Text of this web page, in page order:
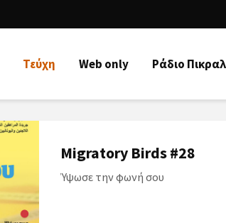
Τεύχη Web only Ράδιo
Migratory Birds #28
Ύψωσε την φωνή σου